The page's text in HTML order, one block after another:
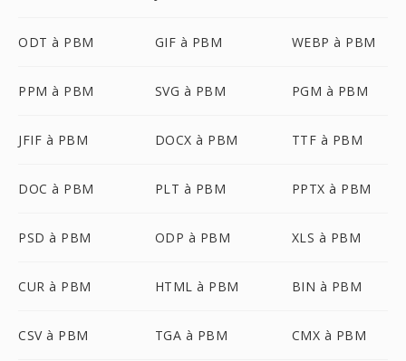
ODT à PBM GIF à PBM WEBP à PBM
PPM à PBM SVG à PBM PGM à PBM
JFIF à PBM DOCX à PBM TTF à PBM
DOC à PBM PLT à PBM PPTX à PBM
PSD à PBM ODP à PBM XLS à PBM
CUR à PBM HTML à PBM BIN à PBM
CSV à PBM TGA à PBM CMX à PBM